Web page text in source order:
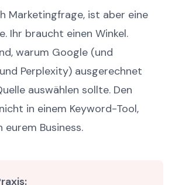
Marketingfrage, ist aber eine
Ihr braucht einen Winkel.
warum Google (und
Perplexity) ausgerechnet
auswählen sollte. Den
in einem Keyword-Tool,
eurem Business.